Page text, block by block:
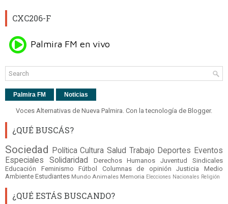
CXC206-F
Palmira FM Noticias
Voces Alternativas de Nueva Palmira. Con la tecnología de Blogger.
¿QUÉ BUSCÁS?
Sociedad Política Cultura Salud Trabajo Deportes Eventos
Especiales
Solidaridad Derechos Humanos Juventud
Sindicales
Educación
Feminismo Fútbol Columnas de opinión Justicia
Medio
Ambiente Estudiantes Mundo Animales Memoria Elecciones Nacionales Religión
¿QUÉ ESTÁS BUSCANDO?